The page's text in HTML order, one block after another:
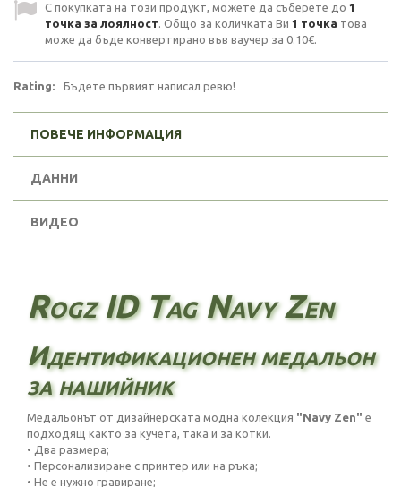
С покупката на този продукт, можете да съберете до 1
точка за лоялност. Общо за количката Ви 1 точка това
може да бъде конвертирано във ваучер за 0.10€.
Rating: Бъдете първият написал ревю!
ПОВЕЧЕ ИНФОРМАЦИЯ
ДАННИ
ВИДЕО
Rogz ID Tag Navy Zen
Идентификационен медальон
за нашийник
Медальонът от дизайнерската модна колекция "Navy Zen" е
подходящ както за кучета, така и за котки.
• Два размера;
• Персонализиране с принтер или на ръка;
• Не е нужно гравиране;